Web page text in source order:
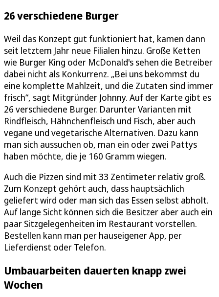
26 verschiedene Burger
Weil das Konzept gut funktioniert hat, kamen dann
seit letztem Jahr neue Filialen hinzu. Große Ketten
wie Burger King oder McDonald's sehen die Betreiber
dabei nicht als Konkurrenz. „Bei uns bekommst du
eine komplette Mahlzeit, und die Zutaten sind immer
frisch“, sagt Mitgründer Johnny. Auf der Karte gibt es
26 verschiedene Burger. Darunter Varianten mit
Rindfleisch, Hähnchenfleisch und Fisch, aber auch
vegane und vegetarische Alternativen. Dazu kann
man sich aussuchen ob, man ein oder zwei Pattys
haben möchte, die je 160 Gramm wiegen.
Auch die Pizzen sind mit 33 Zentimeter relativ groß.
Zum Konzept gehört auch, dass hauptsächlich
geliefert wird oder man sich das Essen selbst abholt.
Auf lange Sicht können sich die Besitzer aber auch ein
paar Sitzgelegenheiten im Restaurant vorstellen.
Bestellen kann man per hauseigener App, per
Lieferdienst oder Telefon.
Umbauarbeiten dauerten knapp zwei
Wochen